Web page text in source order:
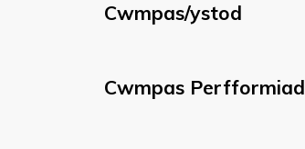
Cwmpas/ystod
Cwmpas Perfformiad